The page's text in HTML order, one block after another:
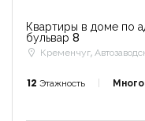
Квартиры в доме по
бульвар 8
Кременчуг,
12 Этажность